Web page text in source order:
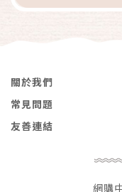
關於我們
常見問題
友善連結
網購